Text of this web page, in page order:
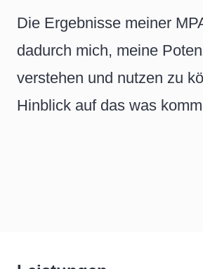
Die Ergebnisse meiner
dadurch mich, meine
verstehen und nutzen zu
Hinblick auf das was